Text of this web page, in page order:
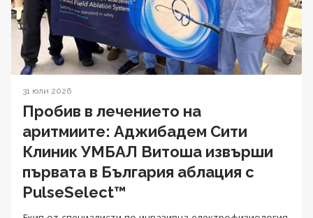
31 юли 2026
Пробив в лечението на
аритмиите: Аджибадем Сити
Клиник УМБАЛ Витоша извърши
първата в България аблация с
PulseSelect™